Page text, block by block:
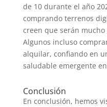
de 10 durante el año
comprando terrenos
creen que serán
Algunos incluso
alquilar, confiando en
saludable emergente
Conclusión
En conclusión, hemos